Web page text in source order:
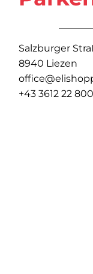
Salzburger
8940 Liezen
+43 3612 22 800